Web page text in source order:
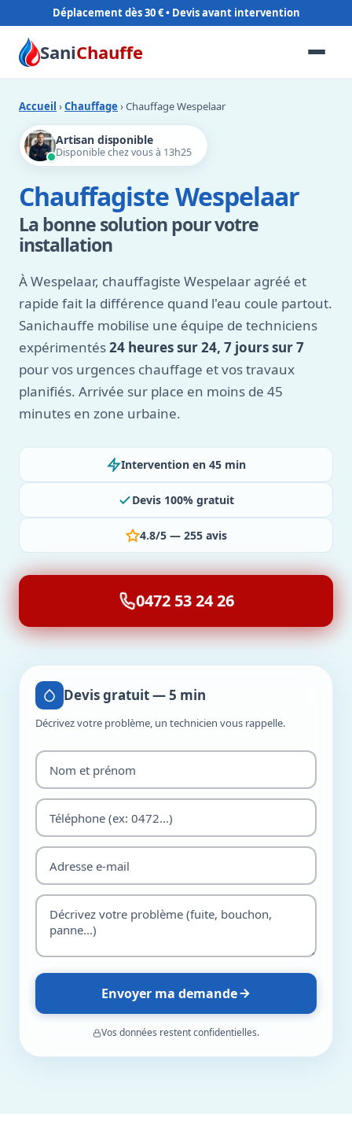
Déplacement dès 30 €
SaniChauffe
Accueil ›Chauffage › Chauffage Wespelaar
Artisan disponible
Disponible chez vous à 13h25
Chauffagiste Wespelaar
La bonne solution pour votre
installation
À Wespelaar, chauffagiste Wespelaar agréé et
rapide fait la différence quand l'eau coule partout.
Sanichauffe mobilise une équipe de techniciens
expérimentés24 heures sur 24, 7 jours sur 7
pour vos urgences chauffage et vos travaux
planifiés. Arrivée sur place en moins de 45
minutes en zone urbaine.
Intervention en 45 min
Devis 100% gratuit
4.8/5 — 255 avis
0472 53 24 26
Devis gratuit — 5 min
Décrivez votre problème, un technicien vous rappelle.
Envoyer ma demande
Vos données restent confidentielles.